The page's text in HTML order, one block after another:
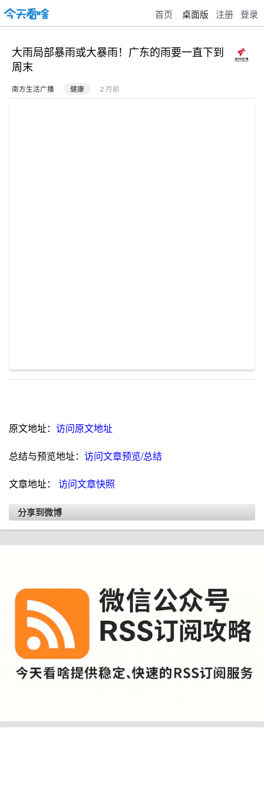
首页 桌面版 注册 登录
大雨局部暴雨或大暴雨！广东的雨要一直下到
周末
南方生活广播 · 健康 · 2 月前
原文地址： 访问原文地址
总结与预览地址： 访问文章预览/总结
文章地址： 访问文章快照
分享到微博